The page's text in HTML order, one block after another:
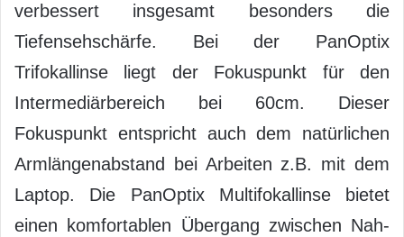
verbessert insgesamt besonders die
Tiefensehschärfe. Bei der PanOptix
Trifokallinse liegt der Fokuspunkt für den
Intermediärbereich bei 60cm. Dieser
Fokuspunkt entspricht auch dem natürlichen
Armlängenabstand bei Arbeiten z.B. mit dem
Laptop. Die PanOptix Multifokallinse bietet
einen komfortablen Übergang zwischen Nah-